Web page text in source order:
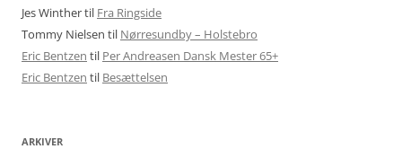
Jes Winthertil Fra Ringside
Tommy Nielsen til Nørresundby – Holstebro
Eric Bentzen til Per Andreasen Dansk Mester 65+
Eric Bentzen til Besættelsen
ARKIVER